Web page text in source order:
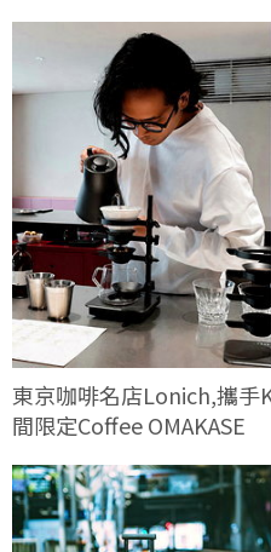
東京咖啡名店Lonich,攜
間限定Coffee OMAKASE